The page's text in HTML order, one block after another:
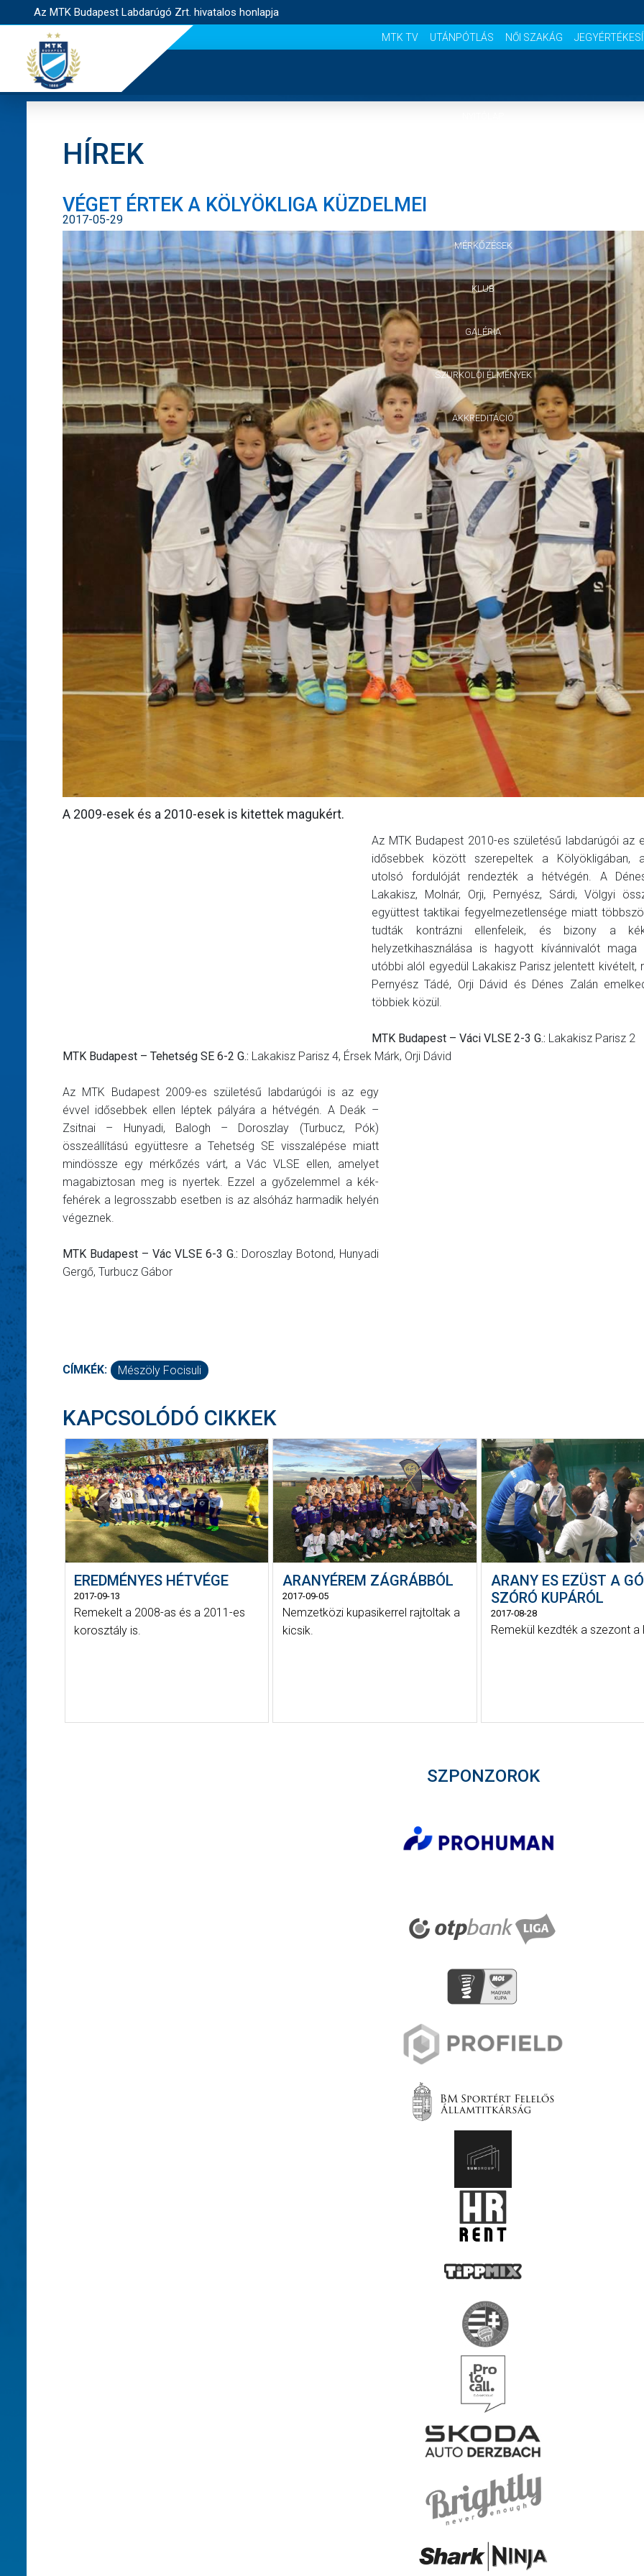
Az MTK Budapest Labdarúgó Zrt. hivatalos honlapja
MTK TV UTÁNPÓTLÁS NŐI SZAKÁG
MÉRKŐZÉSEK
KLUB
GALÉRIA
SZURKOLÓI ÉLMÉNYEK
AKKREDITÁCIÓ
HÍREK
VÉGET ÉRTEK A KÖLYÖKLIGA KÜZDELMEI
2017-05-29
A 2009-esek és a 2010-esek is kitettek magukért.
Az MTK Budapest 2010-es születésű labdarúgói az
idősebbek között szerepeltek a Kölyökligában,
utolsó fordulóját rendezték a hétvégén. A
Lakakisz, Molnár, Orji, Pernyész, Sárdi, Völgyi
együttest taktikai fegyelmezetlensége miatt
tudták kontrázni ellenfeleik, és bizony a
helyzetkihasználása is hagyott kívánnivalót maga
utóbbi alól egyedül Lakakisz Parisz jelentett kivételt,
Pernyész Tádé, Orji Dávid és Dénes Zalán
többiek közül.
MTK Budapest – Váci VLSE 2-3 G.: Lakakisz Parisz 2
MTK Budapest – Tehetség SE 6-2 G.: Lakakisz Parisz 4, Érsek Márk, Orji Dávid
Az MTK Budapest 2009-es születésű labdarúgói is az egy
évvel idősebbek ellen léptek pályára a hétvégén. A Deák –
Zsitnai – Hunyadi, Balogh – Doroszlay (Turbucz, Pók)
összeállítású együttesre a Tehetség SE visszalépése miatt
mindössze egy mérkőzés várt, a Vác VLSE ellen, amelyet
magabiztosan meg is nyertek. Ezzel a győzelemmel a kék-
fehérek a legrosszabb esetben is az alsóház harmadik helyén
végeznek.
MTK Budapest – Vác VLSE 6-3 G.: Doroszlay Botond, Hunyadi
Gergő, Turbucz Gábor
CÍMKÉK: Mészöly Focisuli
KAPCSOLÓDÓ CIKKEK
EREDMÉNYES HÉTVÉGE
2017-09-13
Remekelt a 2008-as és a 2011-es
korosztály is.
ARANYÉREM ZÁGRÁBBÓL
2017-09-05
Nemzetközi kupasikerrel rajtoltak a
kicsik.
ARANY ES EZÜST A
SZÓRÓ KUPÁRÓL
2017-08-28
Remekül kezdték a szezont a
SZPONZOROK